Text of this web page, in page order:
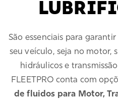
São essenciais para
seu veículo, seja no motor,
hidráulicos e
FLEETPRO conta com
de fluidos para Motor,